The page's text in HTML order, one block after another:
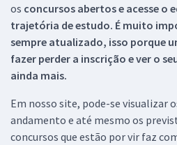
os concursos abertos e acesse o
trajetória de estudo. É muito
sempre atualizado, isso porque
fazer perder a inscrição e ver o
ainda mais.
Em nosso site, pode-se visualizar
andamento e até mesmo os
concursos que estão por vir faz